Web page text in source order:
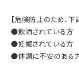
【危険防止のため、
●飲酒されている方
●妊娠されている方
●体調に不安のある